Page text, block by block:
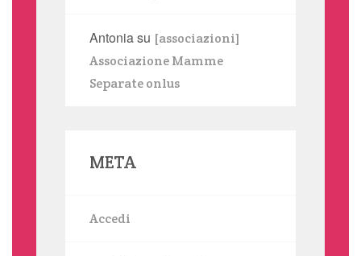
Antoniasu [associazioni]
Associazione Mamme
Separate onlus
META
Accedi